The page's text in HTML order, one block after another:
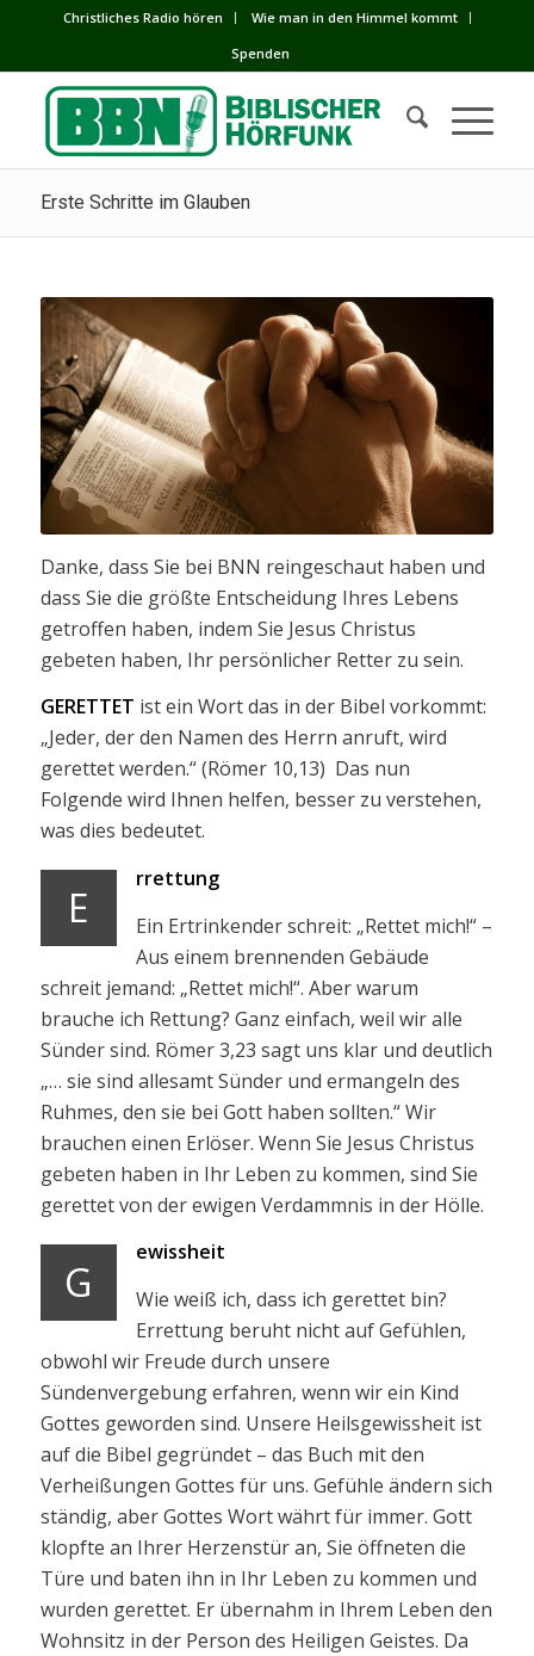
Сhristliches Radio hören
Wie man in den Himmel kommt
Spenden
Erste Schritte im Glauben
Danke, dass Sie bei BNN reingeschaut haben und
dass Sie die größte Entscheidung Ihres Lebens
getroffen haben, indem Sie Jesus Christus
gebeten haben, Ihr persönlicher Retter zu sein.
GERETTET ist ein Wort das in der Bibel vorkommt:
„Jeder, der den Namen des Herrn anruft, wird
gerettet werden.“ (Römer 10,13) Das nun
Folgende wird Ihnen helfen, besser zu verstehen,
was dies bedeutet.
E
rrettung
Ein Ertrinkender schreit: „Rettet mich!“ –
Aus einem brennenden Gebäude
schreit jemand: „Rettet mich!“. Aber warum
brauche ich Rettung? Ganz einfach, weil wir alle
Sünder sind. Römer 3,23 sagt uns klar und deutlich
„… sie sind allesamt Sünder und ermangeln des
Ruhmes, den sie bei Gott haben sollten.“ Wir
brauchen einen Erlöser. Wenn Sie Jesus Christus
gebeten haben in Ihr Leben zu kommen, sind Sie
gerettet von der ewigen Verdammnis in der Hölle.
G
ewissheit
Wie weiß ich, dass ich gerettet bin?
Errettung beruht nicht auf Gefühlen,
obwohl wir Freude durch unsere
Sündenvergebung erfahren, wenn wir ein Kind
Gottes geworden sind. Unsere Heilsgewissheit ist
auf die Bibel gegründet – das Buch mit den
Verheißungen Gottes für uns. Gefühle ändern sich
ständig, aber Gottes Wort währt für immer. Gott
klopfte an Ihrer Herzenstür an, Sie öffneten die
Türe und baten ihn in Ihr Leben zu kommen und
wurden gerettet. Er übernahm in Ihrem Leben den
Wohnsitz in der Person des Heiligen Geistes. Da